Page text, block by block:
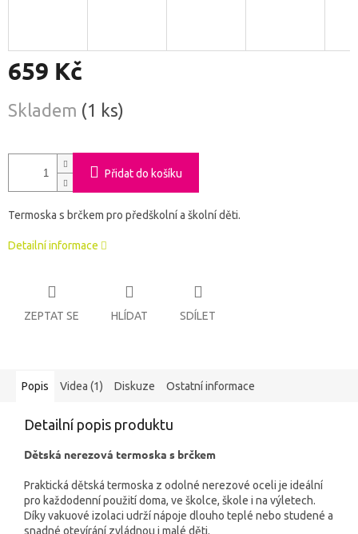
659 Kč
cena:
Skladem (1 ks)
Přidat do košíku
Termoska s brčkem pro předškolní a školní děti.
Detailní informace
ZEPTAT SE HLÍDAT SDÍLET
Popis Videa (1) Diskuze Ostatní informace
Detailní popis produktu
Dětská nerezová termoska s brčkem
Praktická dětská termoska z odolné nerezové oceli je ideální
pro každodenní použití doma, ve školce, škole i na výletech.
Díky vakuové izolaci udrží nápoje dlouho teplé nebo studené a
snadné otevírání zvládnou i malé děti.